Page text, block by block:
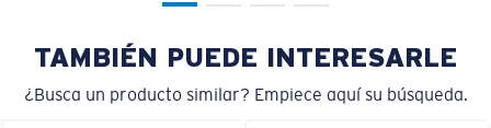
TAMBIÉN PUEDE INTERESARLE
¿Busca un producto similar? Empiece aquí su búsqueda.